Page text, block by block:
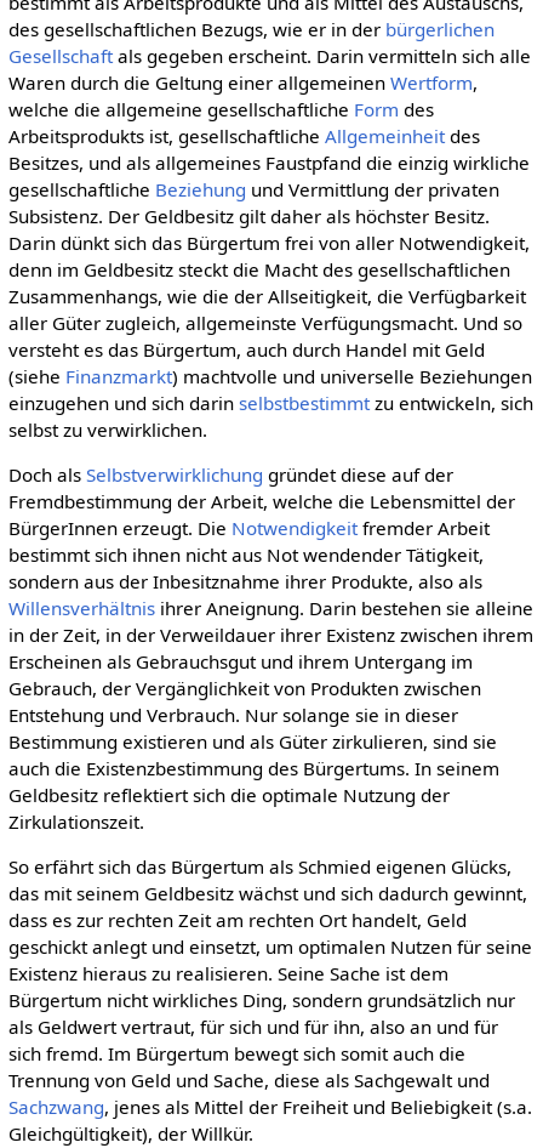
des gesellschaftlichen Bezugs, wie er in der bürgerlichen
Gesellschaftals gegeben erscheint. Darin vermitteln sich alle
Waren durch die Geltung einer allgemeinen Wertform,
welche die allgemeine gesellschaftliche Form des
Arbeitsprodukts ist, gesellschaftliche Allgemeinheitdes
Besitzes, und als allgemeines Faustpfand die einzig wirkliche
gesellschaftliche Beziehung und Vermittlung der privaten
Subsistenz. Der Geldbesitz gilt daher als höchster Besitz.
Darin dünkt sich das Bürgertum frei von aller Notwendigkeit,
denn im Geldbesitz steckt die Macht des gesellschaftlichen
Zusammenhangs, wie die der Allseitigkeit, die Verfügbarkeit
aller Güter zugleich, allgemeinste Verfügungsmacht. Und so
versteht es das Bürgertum, auch durch Handel mit Geld
(siehe Finanzmarkt) machtvolle und universelle Beziehungen
einzugehen und sich darin selbstbestimmtzu entwickeln, sich
selbst zu verwirklichen.
Doch als Selbstverwirklichung gründet diese auf der
Fremdbestimmung der Arbeit, welche die Lebensmittel der
BürgerInnen erzeugt. Die Notwendigkeitfremder Arbeit
bestimmt sich ihnen nicht aus Not wendender Tätigkeit,
sondern aus der Inbesitznahme ihrer Produkte, also als
Willensverhältnisihrer Aneignung. Darin bestehen sie alleine
in der Zeit, in der Verweildauer ihrer Existenz zwischen ihrem
Erscheinen als Gebrauchsgut und ihrem Untergang im
Gebrauch, der Vergänglichkeit von Produkten zwischen
Entstehung und Verbrauch. Nur solange sie in dieser
Bestimmung existieren und als Güter zirkulieren, sind sie
auch die Existenzbestimmung des Bürgertums. In seinem
Geldbesitz reflektiert sich die optimale Nutzung der
Zirkulationszeit.
So erfährt sich das Bürgertum als Schmied eigenen Glücks,
das mit seinem Geldbesitz wächst und sich dadurch gewinnt,
dass es zur rechten Zeit am rechten Ort handelt, Geld
geschickt anlegt und einsetzt, um optimalen Nutzen für seine
Existenz hieraus zu realisieren. Seine Sache ist dem
Bürgertum nicht wirkliches Ding, sondern grundsätzlich nur
als Geldwert vertraut, für sich und für ihn, also an und für
sich fremd. Im Bürgertum bewegt sich somit auch die
Trennung von Geld und Sache, diese als Sachgewalt und
Sachzwang, jenes als Mittel der Freiheit und Beliebigkeit (s.a.
Gleichgültigkeit), der Willkür.